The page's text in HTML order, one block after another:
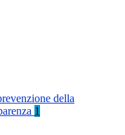
della
1